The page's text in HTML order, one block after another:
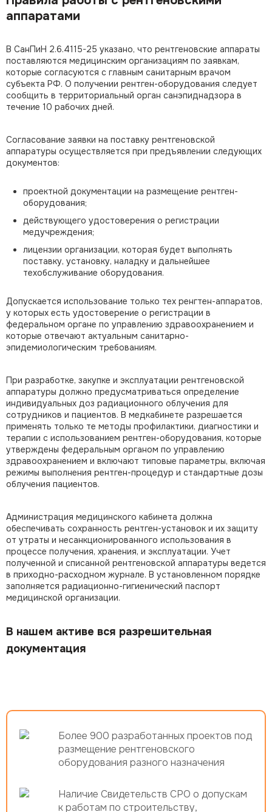
аппаратами
В СанПиН 2.6.4115-25 указано, что рентгеновские аппараты
поставляются медицинским организациям по заявкам,
которые согласуются с главным санитарным врачом
субъекта РФ. О получении рентген-оборудования следует
сообщить в территориальный орган санэпиднадзора в
течение 10 рабочих дней.
Согласование заявки на поставку рентгеновской
аппаратуры осуществляется при предъявлении следующих
документов:
проектной документации на размещение рентген-
оборудования;
действующего удостоверения о регистрации
медучреждения;
лицензии организации, которая будет выполнять
поставку, установку, наладку и дальнейшее
техобслуживание оборудования.
Допускается использование только тех ренгтен-аппаратов,
у которых есть удостоверение о регистрации в
федеральном органе по управлению здравоохранением и
которые отвечают актуальным санитарно-
эпидемиологическим требованиям.
При разработке, закупке и эксплуатации рентгеновской
аппаратуры должно предусматриваться определение
индивидуальных доз радиационного облучения для
сотрудников и пациентов. В медкабинете разрешается
применять только те методы профилактики, диагностики и
терапии с использованием рентген-оборудования, которые
утверждены федеральным органом по управлению
здравоохранением и включают типовые параметры, включая
режимы выполнения рентген-процедур и стандартные дозы
облучения пациентов.
Администрация медицинского кабинета должна
обеспечивать сохранность рентген-установок и их защиту
от утраты и несанкционированного использования в
процессе получения, хранения, и эксплуатации. Учет
полученной и списанной рентгеновской аппаратуры ведется
в приходно-расходном журнале. В установленном порядке
заполняется радиационно-гигиенический паспорт
медицинской организации.
В нашем активе вся разрешительная
документация
Более 900 разработанных проектов под
размещение рентгеновского
оборудования разного назначения
Наличие Свидетельств СРО о допускам
к работам по строительству,